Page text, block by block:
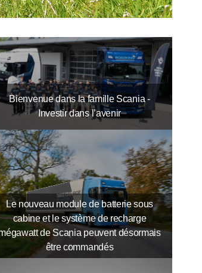
Bienvenue dans la famille Scania -
Investir dans l’avenir
Le nouveau module de batterie sous
cabine et le système de recharge
de Scania peuvent désormais
être commandés